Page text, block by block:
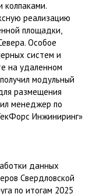
колпаками.
реализацию
площадки,
Особое
систем и
на удаленном
модульный
размещения
менеджер по
Инжиниринг»
данных
Свердловской
по итогам 2025